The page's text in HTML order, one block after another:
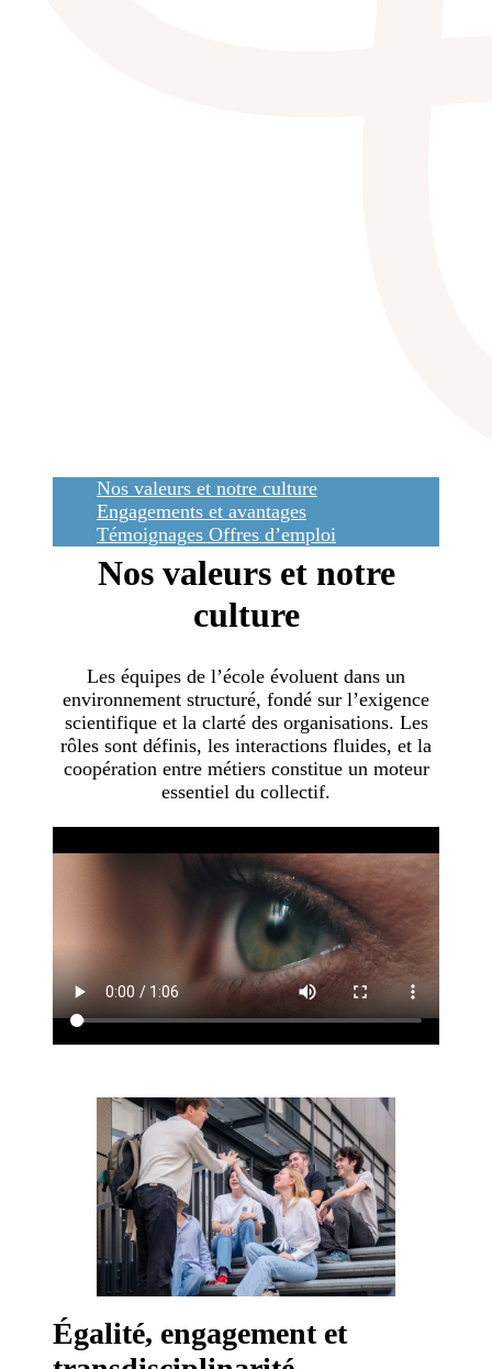
Nos valeurs et notre culture
Engagements et avantages
Témoignages Offres d’emploi
Nos valeurs et notre
culture
Les équipes de l’école évoluent dans un
environnement structuré, fondé sur l’exigence
scientifique et la clarté des organisations. Les
rôles sont définis, les interactions fluides, et la
coopération entre métiers constitue un moteur
essentiel du collectif.
Égalité, engagement et